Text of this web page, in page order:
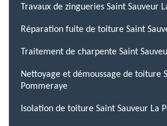
Travaux de zingueries Saint Sauveur
Réparation fuite de toiture Saint
Traitement de charpente Saint
Nettoyage et démoussage de toiture
Pommeraye
Isolation de toiture Saint Sauveur La